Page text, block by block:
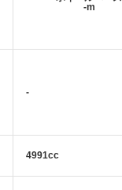
-m
-
4991cc